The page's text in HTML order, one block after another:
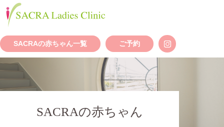
SACRAの赤ちゃん一覧 ご予約
SACRAの赤ちゃん